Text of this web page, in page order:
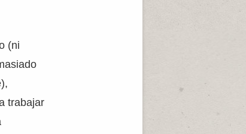
(ni
trabajar